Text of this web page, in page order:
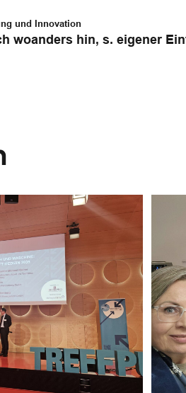
und Innovation
woanders hin, s. eigener